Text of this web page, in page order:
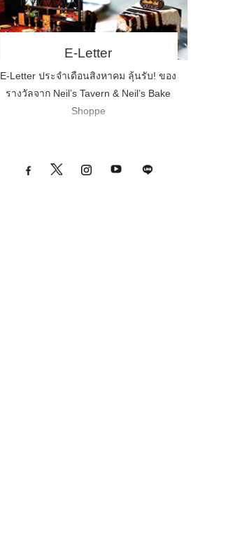
E-Letter
E-Letter ประจำเดือนสิงหาคม ลุ้นรับ! ของ
รางวัลจาก Neil’s Tavern & Neil’s Bake
Shoppe